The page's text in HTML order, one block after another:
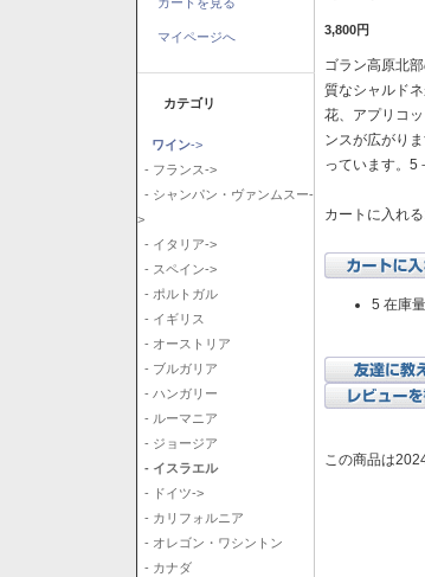
マイページへ
カテゴリ
ワイン->
- フランス->
- シャンパン・ヴァンムスー-
>
- イタリア->
- スペイン->
- ポルトガル
- イギリス
- オーストリア
- ブルガリア
- ハンガリー
- ルーマニア
- ジョージア
- イスラエル
- ドイツ->
- カリフォルニア
- オレゴン・ワシントン
- カナダ
3,800円
ゴラン高原北
質なシャルド
花、アプリコ
ンスが広がり
っています。5
カートに入れ
5 在庫量
この商品は